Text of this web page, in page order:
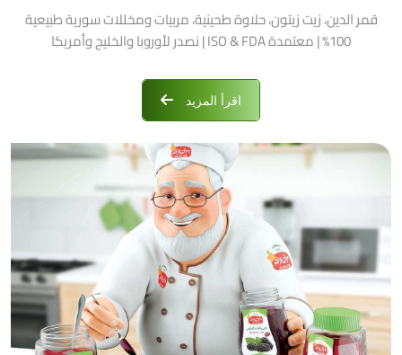
قمر الدين، زيت زيتون، حلاوة طحينية، مربيات ومخللات سورية طبيعية
100% | معتمدة ISO & FDA | نصدر لأوروبا والخليج وأمريكا
اقرأ المزيد